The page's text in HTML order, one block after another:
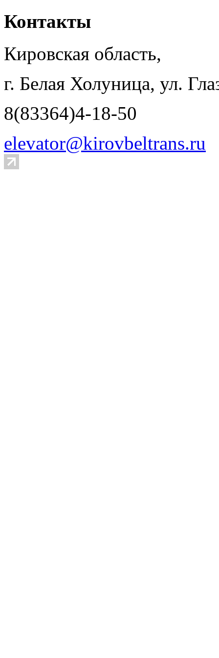
Контакты
Кировская область,
г. Белая Холуница, ул.
8(83364)4-18-50
elevator@kirovbeltrans.ru